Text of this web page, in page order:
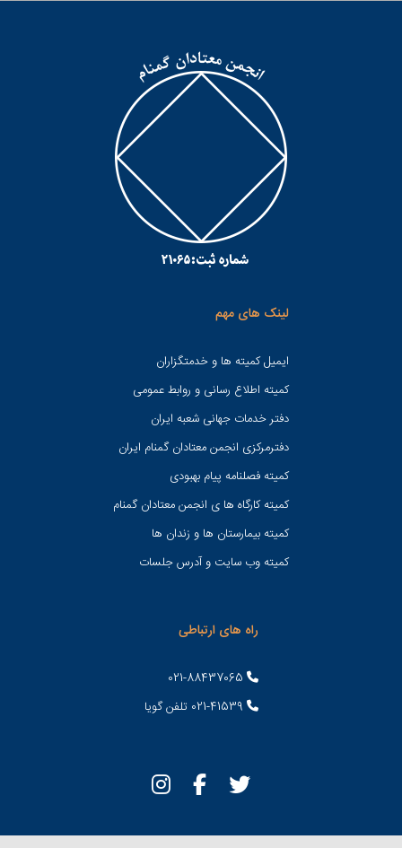
لینک های مهم
ایمیل کمیته ها و خدمتگزاران
کميته اطلاع رسانی و روابط عمومی
دفتر خدمات جهانی شعبه ايران
دفترمرکزی انجمن معتادان گمنام ایران
کمیته فصلنامه پیام بهبودی
کمیته کارگاه ها ی انجمن معتادان گمنام
کمیته بیمارستان ها و زندان ها
کمیته وب سایت و آدرس جلسات
راه های ارتباطی